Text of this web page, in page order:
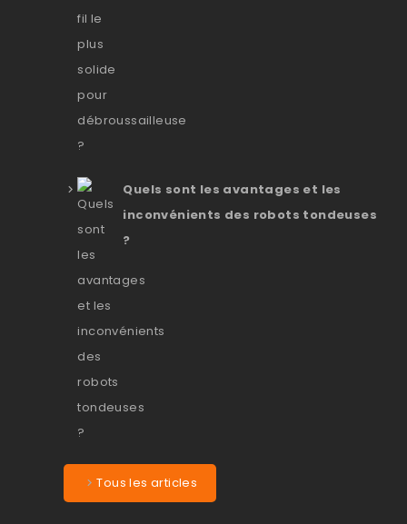
Quels sont les avantages et les
inconvénients des robots tondeuses
?
Tous les articles